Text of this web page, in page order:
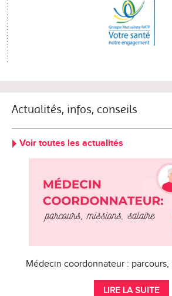
Actualités, infos, conseils
Voir toutes les actualités
Médecin coordonnateur : parcours,
LIRE LA SUITE